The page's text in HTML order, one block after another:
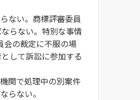
ない。商標評審委員
らない。特別な事情
の裁定に不服の場
して訴訟に参加する
関で処理中の別案件
らない。